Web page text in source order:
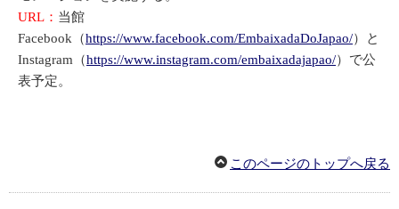
URL： 当館
Facebook（https://www.facebook.com/EmbaixadaDoJapao/）と
Instagram（https://www.instagram.com/embaixadajapao/）で公
表予定。
このページのトップへ戻る